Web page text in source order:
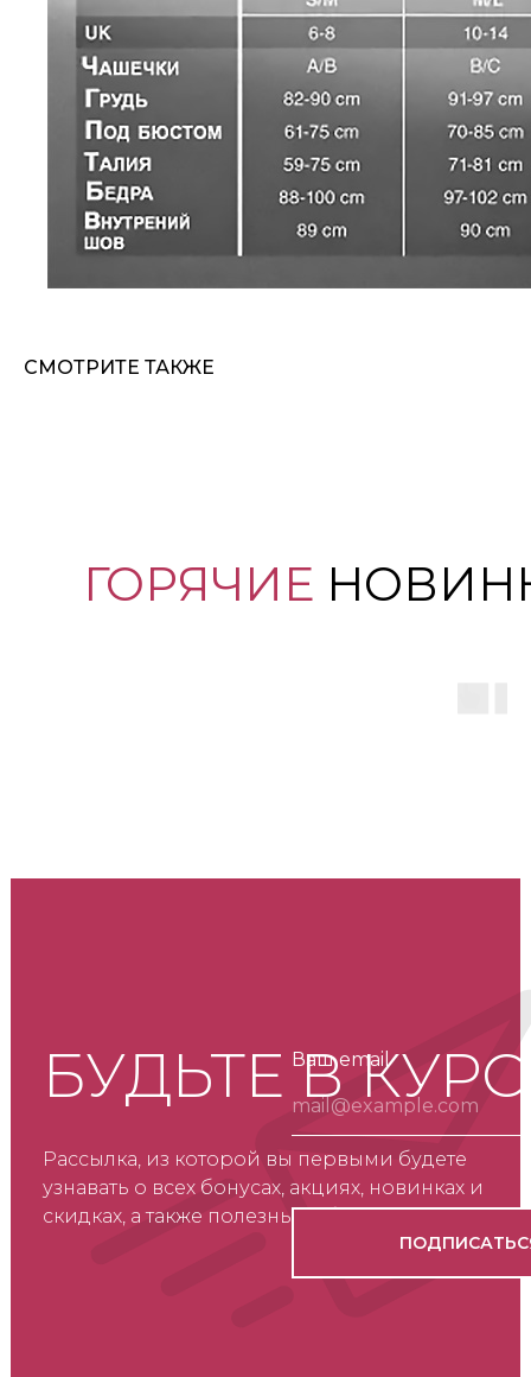
СМОТРИТЕ ТАКЖЕ
ГОРЯЧИЕ
БУДЬТЕ В
Рассылка, из которой вы первыми будете
узнавать о всех бонусах, акциях, новинках и
скидках, а также полезные обзоры о товарах.
Ваш email